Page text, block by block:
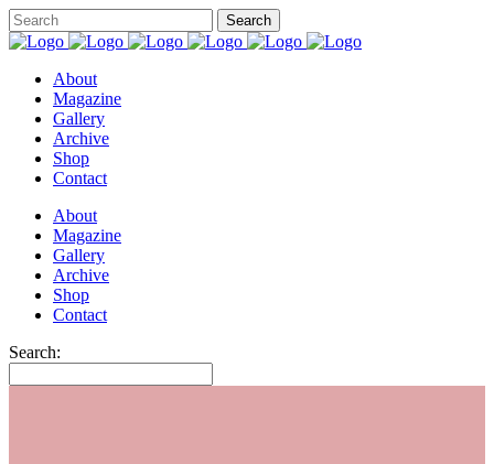
About
Magazine
Gallery
Archive
Shop
Contact
About
Magazine
Gallery
Archive
Shop
Contact
Search: